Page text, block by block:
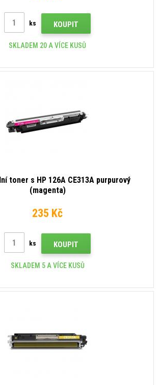
ks KOUPIT
SKLADEM 20 A VÍCE KUSŮ
toner s HP 126A CE313A purpurový
(magenta)
235 Kč
ks KOUPIT
SKLADEM 5 A VÍCE KUSŮ